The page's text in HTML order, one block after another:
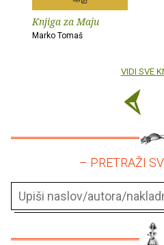
Knjiga za Maju
Marko Tomaš
VIDI SVE
– PRETRAŽI